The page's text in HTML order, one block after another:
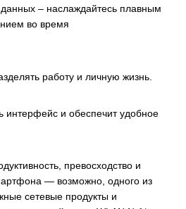
– наслаждайтесь плавным
во время
работу и личную жизнь.
интерфейс и обеспечит удобное
превосходство и
— возможно, одного из
сетевые продукты и